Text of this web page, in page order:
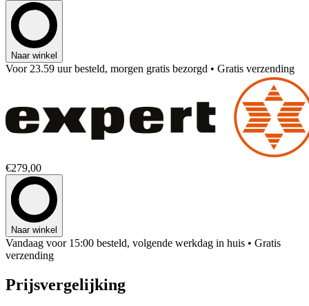
Naar winkel
Voor 23.59 uur besteld, morgen gratis bezorgd • Gratis verzending
€279,00
Naar winkel
Vandaag voor 15:00 besteld, volgende werkdag in huis • Gratis
verzending
Prijsvergelijking